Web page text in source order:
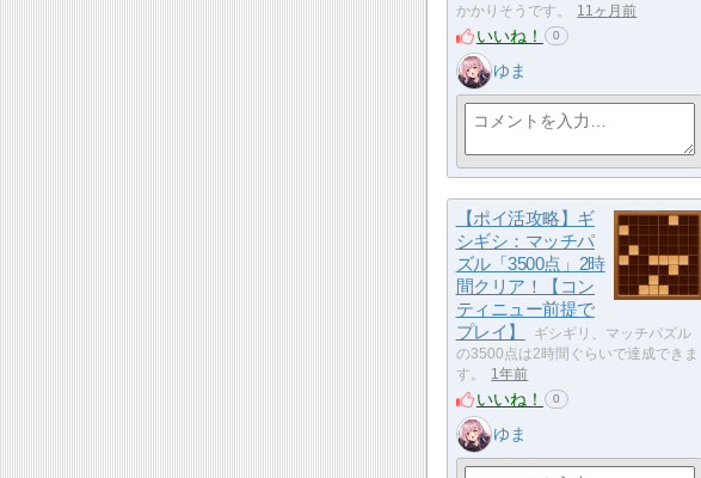
かかりそうです。
11ヶ月前
いいね！ 0
ゆま
【ポイ活攻略】ギ
シギシ：マッチパ
ズル「3500点」2時
間クリア！【コン
ティニュー前提で
プレイ】
ギシギリ、マッチパズル
の3500点は2時間ぐらいで達成できま
す。
1年前
いいね！ 0
ゆま